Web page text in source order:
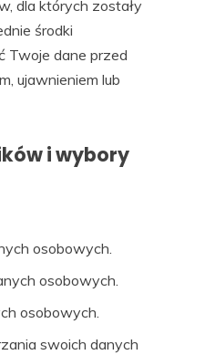
dla których zostały
środki
Twoje dane przed
ujawnieniem lub
i wybory
osobowych.
osobowych.
osobowych.
swoich danych